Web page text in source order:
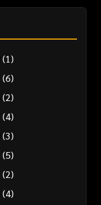
(1)
(6)
(2)
(4)
(3)
(5)
(2)
(4)